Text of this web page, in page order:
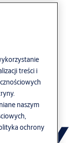
treści i
naszym
ochrony